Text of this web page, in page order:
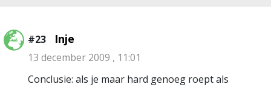
#23 Inje
13 december 2009 , 11:01
Conclusie: als je maar hard genoeg roept als